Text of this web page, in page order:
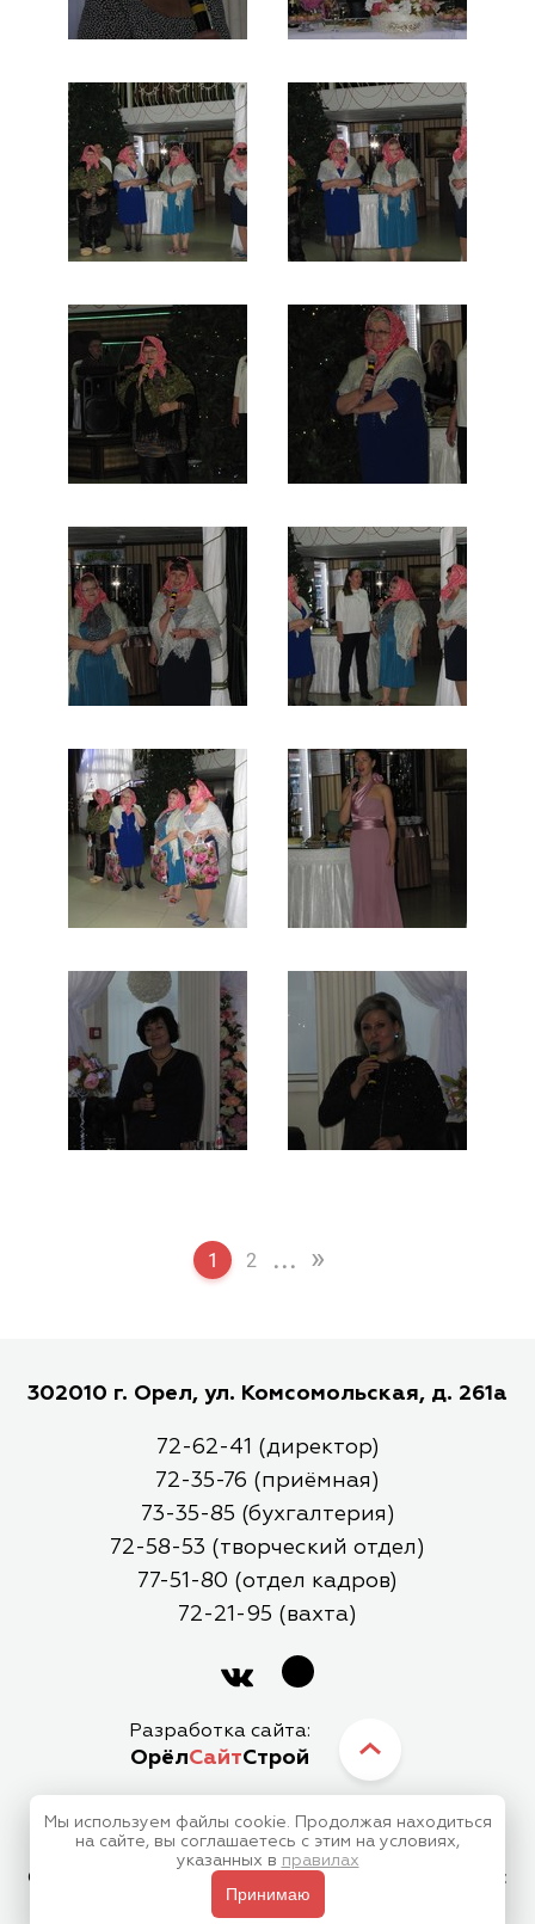
1 2 ... »
302010 г. Орел, ул. Комсомольская, д. 261а
72-62-41 (директор)
72-35-76 (приёмная)
73-35-85 (бухгалтерия)
72-58-53 (творческий отдел)
77-51-80 (отдел кадров)
72-21-95 (вахта)
Разработка сайта:
ОрёлСайтСтрой
МБУК Орловский Городской Центр Культуры
Отправляя любую форму на сайте, вы соглашаетесь с
Политикой конфиденциальности
Мы используем файлы cookie. Продолжая находиться
на сайте, вы соглашаетесь с этим на условиях,
указанных в правилах
Принимаю